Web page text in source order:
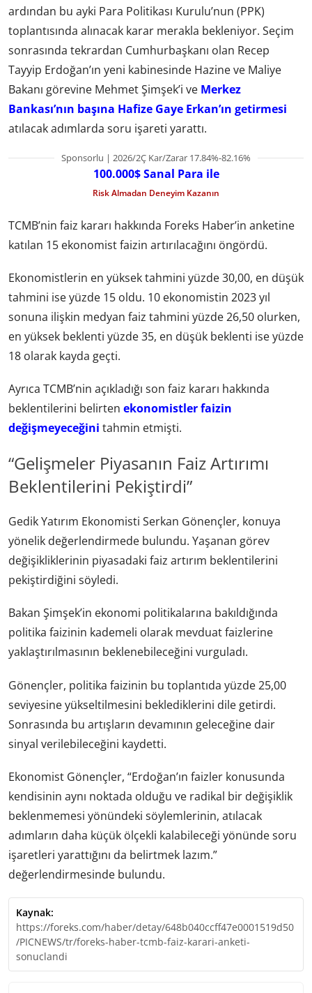
ardından bu ayki Para Politikası Kurulu’nun (PPK)
toplantısında alınacak karar merakla bekleniyor. Seçim
sonrasında tekrardan Cumhurbaşkanı olan Recep
Tayyip Erdoğan’ın yeni kabinesinde Hazine ve Maliye
Bakanı görevine Mehmet Şimşek’i ve Merkez
Bankası’nın başına Hafize Gaye Erkan’ın getirmesi
atılacak adımlarda soru işareti yarattı.
Sponsorlu | 2026/2Ç Kar/Zarar 17.84%-82.16%
100.000$ Sanal Para ile
Risk Almadan Deneyim Kazanın
TCMB’nin faiz kararı hakkında Foreks Haber’in anketine
katılan 15 ekonomist faizin artırılacağını öngördü.
Ekonomistlerin en yüksek tahmini yüzde 30,00, en düşük
tahmini ise yüzde 15 oldu. 10 ekonomistin 2023 yıl
sonuna ilişkin medyan faiz tahmini yüzde 26,50 olurken,
en yüksek beklenti yüzde 35, en düşük beklenti ise yüzde
18 olarak kayda geçti.
Ayrıca TCMB’nin açıkladığı son faiz kararı hakkında
beklentilerini belirten ekonomistler faizin
değişmeyeceğini tahmin etmişti.
“Gelişmeler Piyasanın Faiz Artırımı
Beklentilerini Pekiştirdi”
Gedik Yatırım Ekonomisti Serkan Gönençler, konuya
yönelik değerlendirmede bulundu. Yaşanan görev
değişikliklerinin piyasadaki faiz artırım beklentilerini
pekiştirdiğini söyledi.
Bakan Şimşek’in ekonomi politikalarına bakıldığında
politika faizinin kademeli olarak mevduat faizlerine
yaklaştırılmasının beklenebileceğini vurguladı.
Gönençler, politika faizinin bu toplantıda yüzde 25,00
seviyesine yükseltilmesini beklediklerini dile getirdi.
Sonrasında bu artışların devamının geleceğine dair
sinyal verilebileceğini kaydetti.
Ekonomist Gönençler, “Erdoğan’ın faizler konusunda
kendisinin aynı noktada olduğu ve radikal bir değişiklik
beklenmemesi yönündeki söylemlerinin, atılacak
adımların daha küçük ölçekli kalabileceği yönünde soru
işaretleri yarattığını da belirtmek lazım.”
değerlendirmesinde bulundu.
Kaynak:
https://foreks.com/haber/detay/648b040ccff47e0001519d50
/PICNEWS/tr/foreks-haber-tcmb-faiz-karari-anketi-
sonuclandi